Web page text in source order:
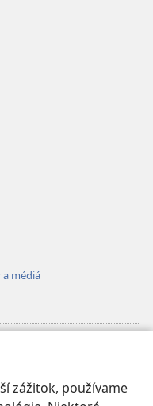
zážitok, používame
médiá